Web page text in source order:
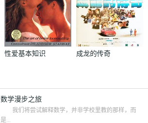
性爱基本知识 成龙的传奇
数学漫步之旅
我们将尝试解释数学，并非学校里教的那样，而
是...